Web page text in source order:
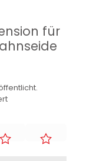
für